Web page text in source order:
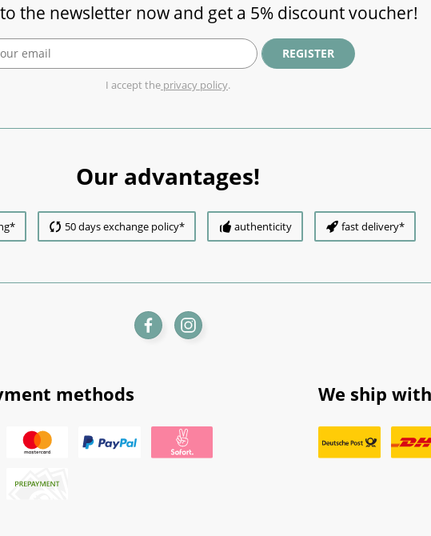
the newsletter now and get a 5% discount voucher!
REGISTER
I accept the privacy policy.
Our advantages!
50 days exchange policy* authenticity fast delivery*
methods We ship